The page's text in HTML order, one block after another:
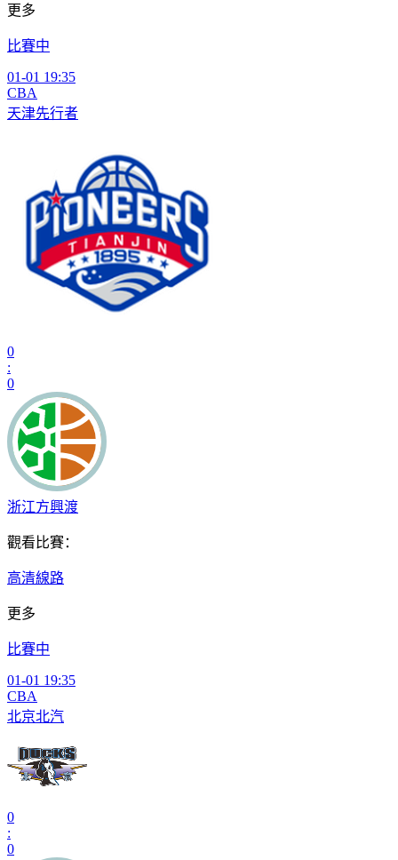
更多
比賽中
01-01 19:35
CBA
天津先行者
0
:
0
浙江方興渡
觀看比賽：
高清線路
更多
比賽中
01-01 19:35
CBA
北京北汽
0
:
0